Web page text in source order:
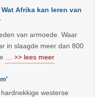
Afrika kan leren van
van armoede. Waar
in slaagde meer dan 800
… >> lees meer
westerse